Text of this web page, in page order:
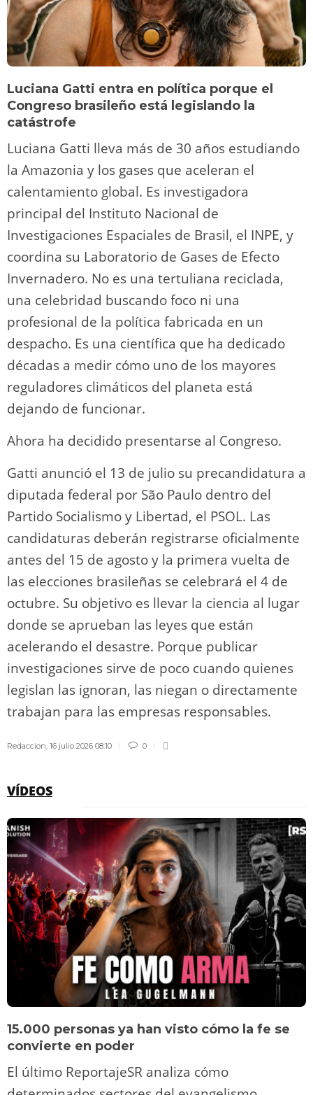
Luciana Gatti entra en política porque el
Congreso brasileño está legislando la
catástrofe
Luciana Gatti lleva más de 30 años estudiando
la Amazonia y los gases que aceleran el
calentamiento global. Es investigadora
principal del Instituto Nacional de
Investigaciones Espaciales de Brasil, el INPE, y
coordina su Laboratorio de Gases de Efecto
Invernadero. No es una tertuliana reciclada,
una celebridad buscando foco ni una
profesional de la política fabricada en un
despacho. Es una científica que ha dedicado
décadas a medir cómo uno de los mayores
reguladores climáticos del planeta está
dejando de funcionar.
Ahora ha decidido presentarse al Congreso.
Gatti anunció el 13 de julio su precandidatura a
diputada federal por São Paulo dentro del
Partido Socialismo y Libertad, el PSOL. Las
candidaturas deberán registrarse oficialmente
antes del 15 de agosto y la primera vuelta de
las elecciones brasileñas se celebrará el 4 de
octubre. Su objetivo es llevar la ciencia al lugar
donde se aprueban las leyes que están
acelerando el desastre. Porque publicar
investigaciones sirve de poco cuando quienes
legislan las ignoran, las niegan o directamente
trabajan para las empresas responsables.
Redaccion 16 julio 2026 08:10 0
VÍDEOS
15.000 personas ya han visto cómo la fe se
convierte en poder
El último ReportajeSR analiza cómo